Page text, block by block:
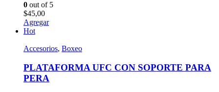
0 out of 5
$45,00
Agregar
Hot
Accesorios, Boxeo
PLATAFORMA UFC CON SOPORTE PARA
PERA